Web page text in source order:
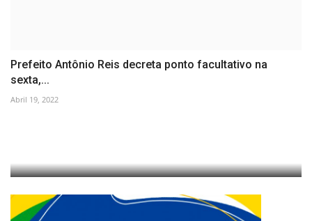
Prefeito Antônio Reis decreta ponto facultativo na
sexta,...
Abril 19, 2022